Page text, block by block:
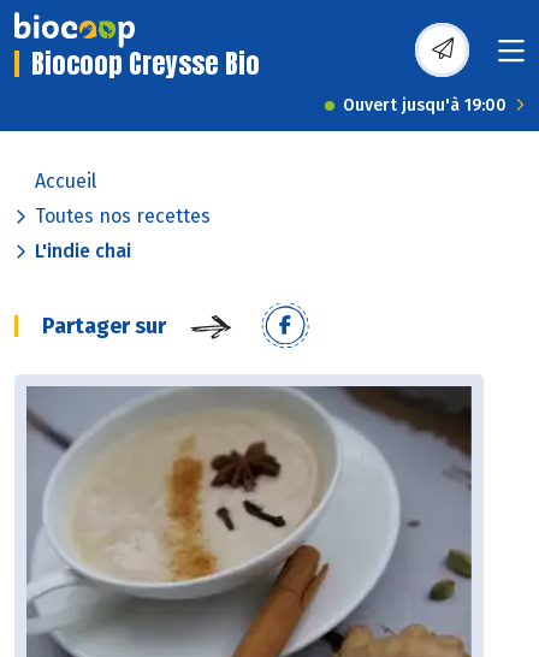
Biocoop Creysse Bio
Ouvert jusqu'à 19:00
Accueil
Toutes nos recettes
L'indie chai
Partager sur